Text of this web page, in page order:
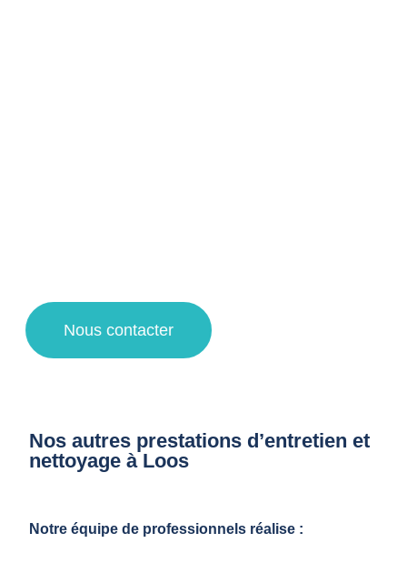
Nous contacter
Nos autres prestations d’entretien et
nettoyage à Loos
Notre équipe de professionnels réalise :